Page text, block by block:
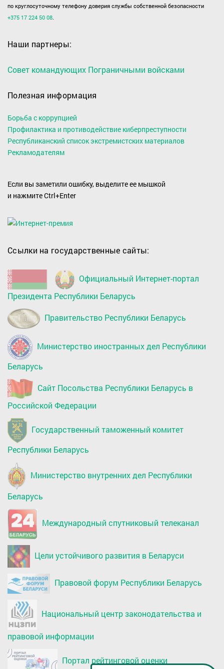
по круглосуточному телефону доверия службы собственной безопасности
+375 17 224 50 08.
Наши партнеры:
Совет командующих Пограничными войсками
Полезная информация
Борьба с коррупцией
Профилактика и противодействие киберпреступности
Республиканский список экстремистских материалов
Рекламодателям
Если вы заметили ошибку, выделите ее мышкой
и нажмите Ctrl+Enter
Ссылки на государственные сайты:
Официальный Интернет-портал
Президента Республики Беларусь
Правительство Республики Беларусь
Министерство иностранных дел Республики
Беларусь
Сайт Посольства Республики Беларусь в
Российской Федерации
Государственный таможенный комитет
Республики Беларусь
Министерство внутренних дел Республики
Беларусь
Международный спутниковый телеканал
Цели устойчивого развития в Беларуси
Правовой форум Республики Беларусь
Национальный центр законодательства и
правовой информации
Портал рейтинговой оценки